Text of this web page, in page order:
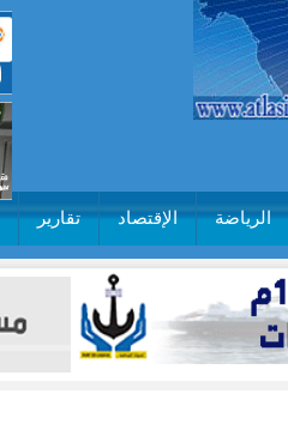
الرياضة الإقتصاد تقارير